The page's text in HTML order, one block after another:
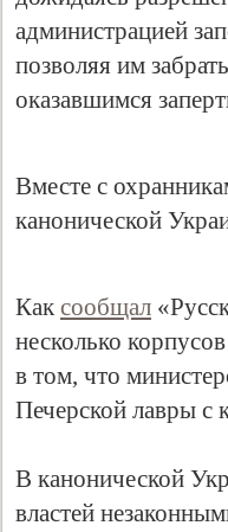
администрацией
позволяя им
оказавшимся
Вместе с
канонической
Как сообщал
несколько
в том, что
Печерской лавры с
В канонической
властей